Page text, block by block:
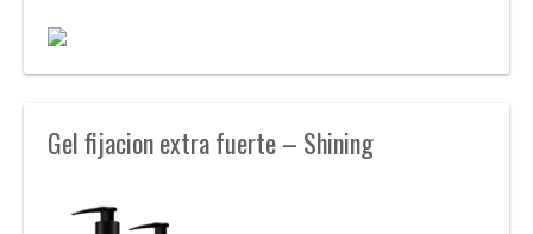
Gel fijacion extra fuerte – Shining